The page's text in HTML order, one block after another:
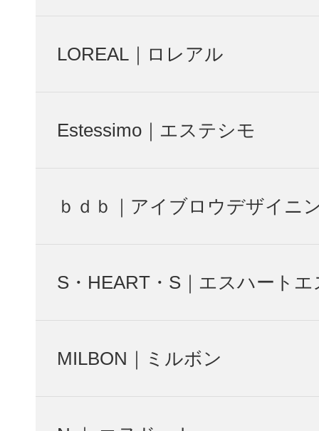
LOREAL｜ロレアル
Estessimo｜エステシモ
ｂｄｂ｜アイブロウデザイニ
S・HEART・S｜エスハートエ
MILBON｜ミルボン